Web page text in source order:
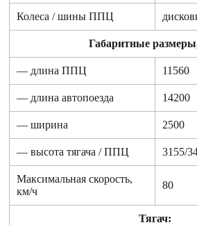
Колеса / шины ППЦ
Габаритные
— длина ППЦ 11560
— длина автопоезда 14200
— ширина 2500
— высота тягача / ППЦ 3155/
Максимальная скорость,
км/ч
80
Тягач: